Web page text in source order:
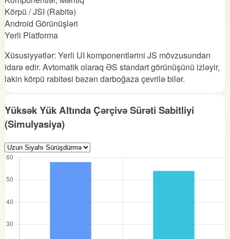
Körpü / JSI (Rabitə)
Android Görünüşləri
Yerli Platforma
Xüsusiyyətlər: Yerli UI komponentlərini JS mövzusundan
idarə edir. Avtomatik olaraq ƏS standart görünüşünü izləyir,
lakin körpü rabitəsi bəzən darboğaza çevrilə bilər.
Yüksək Yük Altında Çərçivə Sürəti Sabitliyi
(Simulyasiya)